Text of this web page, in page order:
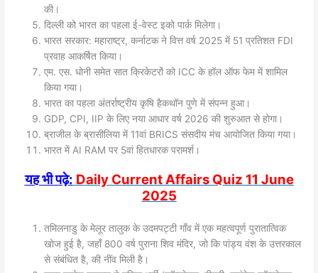
की।
दिल्ली को भारत का पहला ई-वेस्ट इको पार्क मिलेगा।
भारत सरकार: महाराष्ट्र, कर्नाटक ने वित्त वर्ष 2025 में 51 प्रतिशत FDI
प्रवाह आकर्षित किया।
एम. एस. धोनी समेत सात क्रिकेटरों को ICC के हॉल ऑफ फेम में शामिल
किया गया।
भारत का पहला अंतर्राष्ट्रीय कृषि हैकथॉन पुणे में संपन्न हुआ।
GDP, CPI, IIP के लिए नया आधार वर्ष 2026 की शुरुआत से होगा।
ब्राजील के ब्रासीलिया में 11वां BRICS संसदीय मंच आयोजित किया गया।
भारत में AI RAM पर 5वां हितधारक परामर्श।
यह भी पढ़े: Daily Current Affairs Quiz 11 June
2025
तमिलनाडु के मेलूर तालुक के उदमपट्टी गाँव में एक महत्वपूर्ण पुरातात्विक
खोज हुई है, जहाँ 800 वर्ष पुराना शिव मंदिर, जो कि पांड्य वंश के उत्तरकाल
से संबंधित है, की नींव मिली है।